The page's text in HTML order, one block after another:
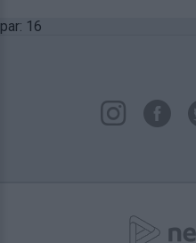
par: 16